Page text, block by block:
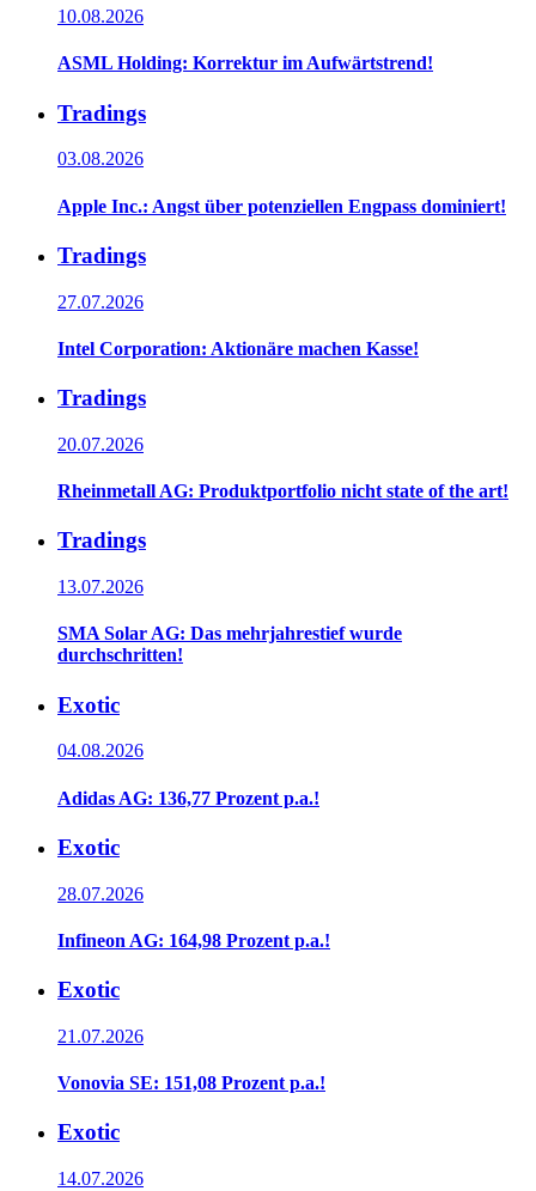
10.08.2026
ASML Holding: Korrektur im Aufwärtstrend!
Tradings
03.08.2026
Apple Inc.: Angst über potenziellen Engpass dominiert!
Tradings
27.07.2026
Intel Corporation: Aktionäre machen Kasse!
Tradings
20.07.2026
Rheinmetall AG: Produktportfolio nicht state of the art!
Tradings
13.07.2026
SMA Solar AG: Das mehrjahrestief wurde
durchschritten!
Exotic
04.08.2026
Adidas AG: 136,77 Prozent p.a.!
Exotic
28.07.2026
Infineon AG: 164,98 Prozent p.a.!
Exotic
21.07.2026
Vonovia SE: 151,08 Prozent p.a.!
Exotic
14.07.2026